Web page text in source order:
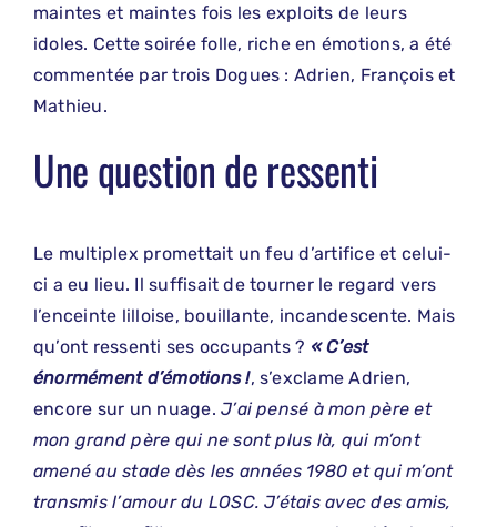
maintes et maintes fois les exploits de leurs
idoles. Cette soirée folle, riche en émotions, a été
commentée par trois Dogues : Adrien, François et
Mathieu.
Une question de ressenti
Le multiplex promettait un feu d’artifice et celui-
ci a eu lieu. Il suffisait de tourner le regard vers
l’enceinte lilloise, bouillante, incandescente. Mais
qu’ont ressenti ses occupants ? « C’est
énormément d’émotions !, s’exclame Adrien,
encore sur un nuage.J’ai pensé à mon père et
mon grand père qui ne sont plus là, qui m’ont
amené au stade dès les années 1980 et qui m’ont
transmis l’amour du LOSC. J’étais avec des amis,